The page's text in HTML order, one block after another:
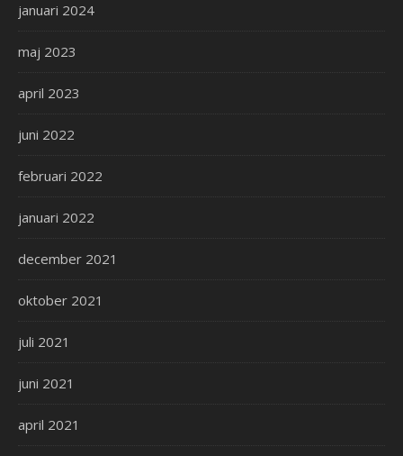
januari 2024
maj 2023
april 2023
juni 2022
februari 2022
januari 2022
december 2021
oktober 2021
juli 2021
juni 2021
april 2021